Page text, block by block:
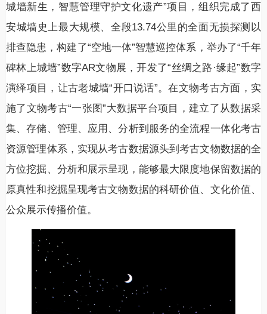
城墙新生，智慧管理守护文化遗产”项目，组织完成了西
安城墙史上最大规模、全段13.74公里的全面无损探测以
排查隐患，构建了“空地一体”智慧巡控体系，举办了“千年
碑林上城墙”数字AR文物展，开发了“丝绸之路·缘起”数字
演绎项目，让古老城墙“开口说话”。在文物考古方面，实
施了文物考古“一张图”大数据平台项目，建立了从数据采
集、存储、管理、应用、分析到服务的全流程一体化考古
资源管理体系，实现从考古数据源头到考古文物数据的全
方位挖掘、分析和展示呈现，能够最大限度地保留数据的
原真性和挖掘呈现考古文物数据的科研价值、文化价值、
公众展示传播价值。